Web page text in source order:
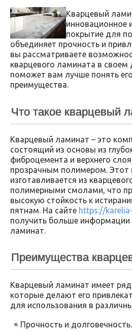
Кварцевый
инновационное
покрытие для
объединяет прочность и
вы рассматриваете
кварцевого ламината в своем
поможет вам лучше понять
преимущества.
Что такое кварцевый
Кварцевый ламинат – это
состоящий из основы из
фиброцемента и верхнего
прозрачным полимером. Этот
изготавливается из
полимерными смолами, что
высокую стойкость к
пятнам. На сайте https://
получить больше информации
ламинат.
Преимущества
Кварцевый ламинат имеет
которые делают его
для использования в
Прочность и